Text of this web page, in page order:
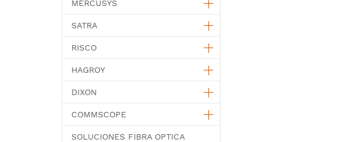
MERCUSYS
SATRA
RISCO
HAGROY
DIXON
COMMSCOPE
SOLUCIONES FIBRA OPTICA